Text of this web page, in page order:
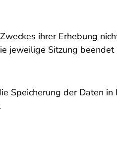
ihrer Erhebung
jeweilige Sitzung beendet
Speicherung der Daten